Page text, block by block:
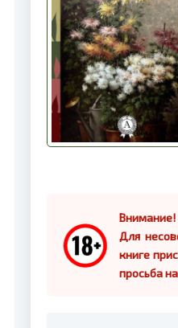
Для
книге
просьба